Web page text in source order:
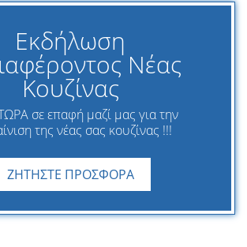
Εκδήλωση
Νέας
Κουζίνας
σε επαφή μαζί μας για την
της νέας σας κουζίνας !!!
ΖΗΤΗΣΤΕ ΠΡΟΣΦΟΡΑ